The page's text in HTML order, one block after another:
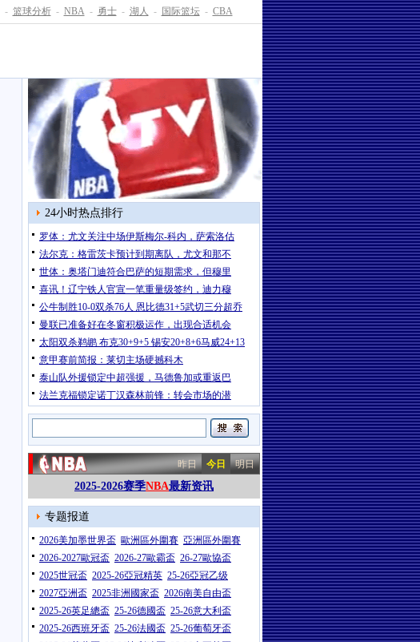
- 篮球分析 - NBA - 勇士 - 湖人 - 国际篮坛 - CBA
24小时热点排行
罗体：尤文关注中场伊斯梅尔-科内，萨索洛估
法尔克：格雷茨卡预计到期离队，尤文和那不
世体：奥塔门迪符合巴萨的短期需求，但穆里
喜讯！辽宁铁人官宣一笔重量级签约，迪力穆
公牛制胜10-0双杀76人 恩比德31+5武切三分超乔
曼联已准备好在冬窗积极运作，出现合适机会
太阳双杀鹈鹕 布克30+9+5 锡安20+8+6马威24+13
意甲赛前简报：莱切主场硬撼科木
泰山队外援锁定中超强援，马德鲁加或重返巴
法兰克福锁定诺丁汉森林前锋：转会市场的潜
昨日 今日 明日
2025-2026赛季NBA最新资讯
专题报道
2026美加墨世界盃 歐洲區外圍賽 亞洲區外圍賽
2026-2027歐冠盃 2026-27歐霸盃 26-27歐協盃
2025世冠盃 2025-26亞冠精英 25-26亞冠乙级
2027亞洲盃 2025非洲國家盃 2026南美自由盃
2025-26英足總盃 25-26德國盃 25-26意大利盃
2025-26西班牙盃 25-26法國盃 25-26葡萄牙盃